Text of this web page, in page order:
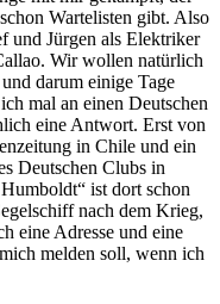
Wartelisten gibt. Also
und Jürgen als Elektriker
Wir wollen natürlich
darum einige Tage
mal an einen Deutschen
eine Antwort. Erst von
in Chile und ein
Deutschen Clubs in
ist dort schon
nach dem Krieg,
eine Adresse und eine
melden soll, wenn ich